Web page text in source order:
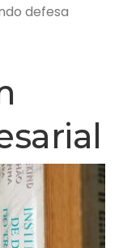
defesa